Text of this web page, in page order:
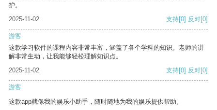
护。
2025-11-02
支持[0] 反对[0]
游客
这款学习软件的课程内容非常丰富，涵盖了各个学科的知识。老师的讲
解非常生动，让我能够轻松理解知识点。
2025-11-02
支持[0] 反对[0]
游客
这款app就像我的娱乐小助手，随时随地为我的娱乐提供帮助。